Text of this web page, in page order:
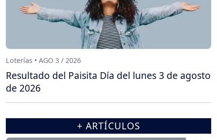
Loterías • AGO 3 / 2026
Resultado del Paisita Día del lunes 3 de agosto
de 2026
+ ARTÍCULOS